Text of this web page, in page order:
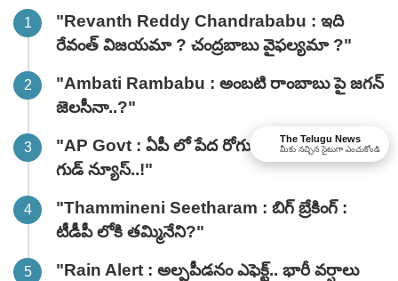
"Revanth Reddy Chandrababu : ఇది
రేవంత్ విజయమా ? చంద్రబాబు వైఫల్యమా ?"
"Ambati Rambabu : అంబటి రాంబాబు పై జగన్
జెలసీనా..?"
"AP Govt : ఏపీ లో పేద రోగులకు బ్రహ్మాండమైన
గుడ్ న్యూస్..!"
"Thammineni Seetharam : బిగ్ బ్రేకింగ్ :
టీడీపీ లోకి తమ్మినేని?"
"Rain Alert : అల్పపీడనం ఎఫెక్ట్.. భారీ వర్షాలు
The Telugu News
మీకు నచ్చిన సైటుగా ఎంచుకోండి